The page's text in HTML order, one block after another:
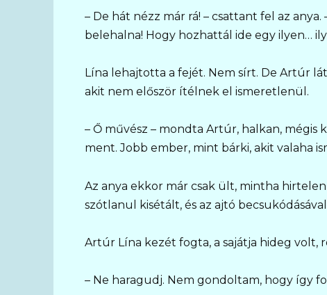
– De hát nézz már rá! – csattant fel az
belehalna! Hogy hozhattál ide egy ilyen…
Lína lehajtotta a fejét. Nem sírt. De Artúr
akit nem először ítélnek el ismeretlenül.
– Ő művész – mondta Artúr, halkan,
ment. Jobb ember, mint bárki, akit valaha
Az anya ekkor már csak ült, mintha
szótlanul kisétált, és az ajtó
Artúr Lína kezét fogta, a sajátja hideg volt,
– Ne haragudj. Nem gondoltam, hogy így